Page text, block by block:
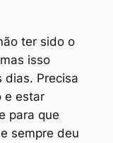
ter sido o
isso
dias. Precisa
e estar
para que
sempre deu